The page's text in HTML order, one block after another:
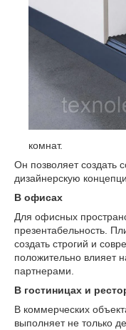
комнат.
Он позволяет создать
дизайнерскую
В офисах
Для офисных
презентабельность.
создать строгий и
положительно влияет
партнерами.
В гостиницах и
В коммерческих
выполняет не только